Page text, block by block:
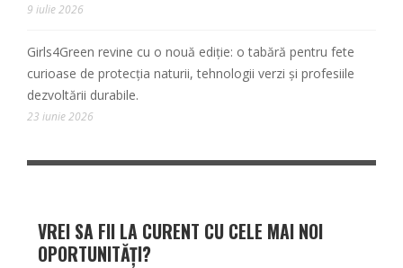
9 iulie 2026
Girls4Green revine cu o nouă ediție: o tabără pentru fete
curioase de protecția naturii, tehnologii verzi și profesiile
dezvoltării durabile.
23 iunie 2026
VREI SA FII LA CURENT CU CELE MAI NOI
OPORTUNITĂȚI?